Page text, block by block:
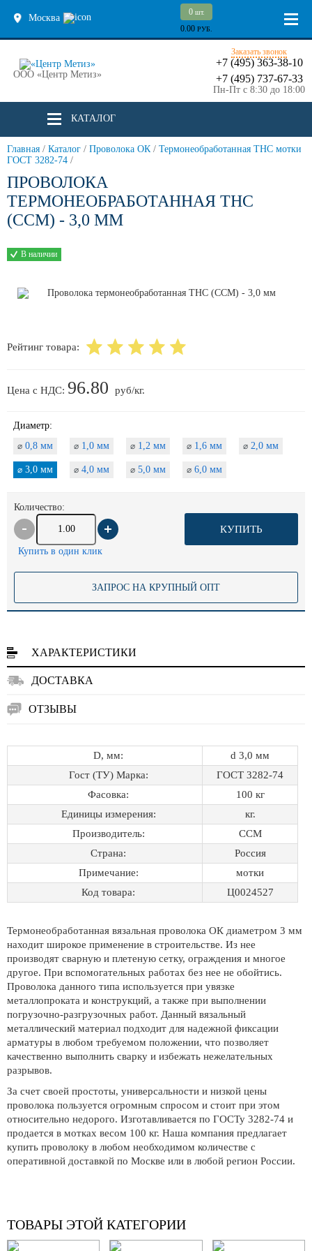
Москва
0 шт.
0.00 РУБ.
ООО «Центр Метиз»
Заказать звонок
+7 (495) 363-38-10
+7 (495) 737-67-33
Пн-Пт с 8:30 до 18:00
КАТАЛОГ
Главная / Каталог / Проволока ОК / Термонеобработанная ТНС мотки
ГОСТ 3282-74 /
ПРОВОЛОКА
ТЕРМОНЕОБРАБОТАННАЯ ТНС
(ССМ) - 3,0 ММ
В наличии
Рейтинг товара:
Цена с НДС: 96.80 руб/кг.
Диаметр:
⌀ 0,8 мм ⌀ 1,0 мм ⌀ 1,2 мм ⌀ 1,6 мм ⌀ 2,0 мм
⌀ 3,0 мм ⌀ 4,0 мм ⌀ 5,0 мм ⌀ 6,0 мм
Количество:
КУПИТЬ
Купить в один клик
ЗАПРОС НА КРУПНЫЙ ОПТ
ХАРАКТЕРИСТИКИ
ДОСТАВКА
ОТЗЫВЫ
D, мм:
d 3,0 мм
Гост (ТУ) Марка:
ГОСТ 3282-74
Фасовка:
100 кг
Единицы измерения:
кг.
Производитель:
ССМ
Страна:
Россия
Примечание:
мотки
Код товара:
Ц0024527
Термонеобработанная вязальная проволока ОК диаметром 3 мм
находит широкое применение в строительстве. Из нее
производят сварную и плетеную сетку, ограждения и многое
другое. При вспомогательных работах без нее не обойтись.
Проволока данного типа используется при увязке
металлопроката и конструкций, а также при выполнении
погрузочно-разгрузочных работ. Данный вязальный
металлический материал подходит для надежной фиксации
арматуры в любом требуемом положении, что позволяет
качественно выполнить сварку и избежать нежелательных
разрывов.
За счет своей простоты, универсальности и низкой цены
проволока пользуется огромным спросом и стоит при этом
относительно недорого. Изготавливается по ГОСТу 3282-74 и
продается в мотках весом 100 кг. Наша компания предлагает
купить проволоку в любом необходимом количестве с
оперативной доставкой по Москве или в любой регион России.
ТОВАРЫ ЭТОЙ КАТЕГОРИИ